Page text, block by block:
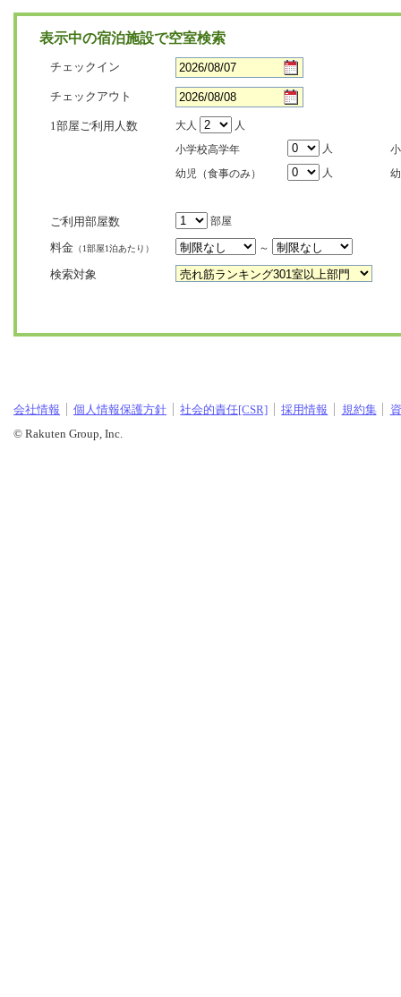
表示中の宿泊施設で空室検索
チェックイン
チェックアウト
1部屋ご利用人数 大人
人
小学校高学年
人
幼児（食事のみ）
人
ご利用部屋数 部屋
料金 （1部屋1泊あたり） ～
検索対象
会社情報 個人情報保護方針 社会的責任[CSR] 採用情報 規約集
© Rakuten Group, Inc.